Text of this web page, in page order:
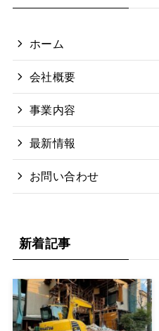
ホーム
会社概要
事業内容
最新情報
お問い合わせ
新着記事